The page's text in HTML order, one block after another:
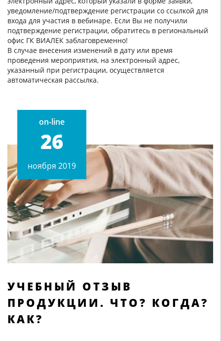
уведомление/подтверждение регистрации со ссылкой для
входа для участия в вебинаре. Если Вы не получили
подтверждение регистрации, обратитесь в региональный
офис ГК ВИАЛЕК заблаговременно!
В случае внесения изменений в дату или время
проведения мероприятия, на электронный адрес,
указанный при регистрации, осуществляется
автоматическая рассылка.
on-line
26
ноября 2019
УЧЕБНЫЙ ОТЗЫВ
ПРОДУКЦИИ. ЧТО? КОГДА?
КАК?